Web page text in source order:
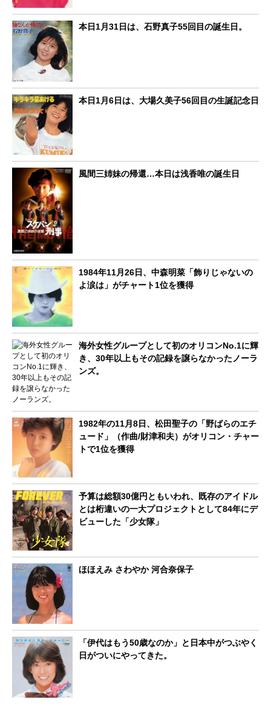
本日1月31日は、石野真子55回目の誕生日。
本日1月6日は、大場久美子56回目の生誕記念日
風間三姉妹の帰還…本日は浅香唯の誕生日
1984年11月26日、中森明菜「飾りじゃないの
よ涙は」がチャート1位を獲得
海外女性グループとして初のオリコンNo.1に輝
き、30年以上もその記録を譲らなかったノーラ
ンズ。
1982年の11月8日、松田聖子の「野ばらのエチ
ュード」（作曲/財津和夫）がオリコン・チャー
トで1位を獲得
予算は総額30億円ともいわれ、既存のアイドル
とは桁違いの一大プロジェクトとして84年にデ
ビューした「少女隊」
ほほえみ さわやか 河合奈保子
「伊代はもう50歳なのか」と日本中がつぶやく
日がついにやってきた。